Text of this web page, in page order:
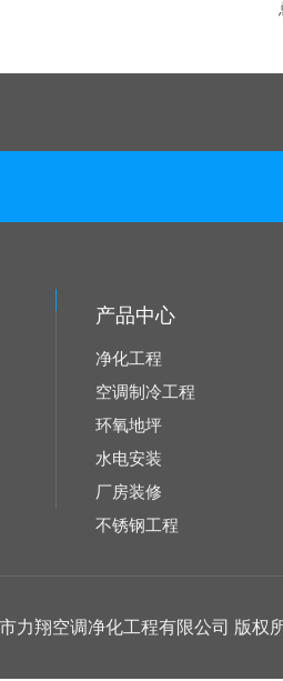
产品中心
净化工程
空调制冷工程
环氧地坪
水电安装
厂房装修
不锈钢工程
市力翔空调净化工程有限公司 版权